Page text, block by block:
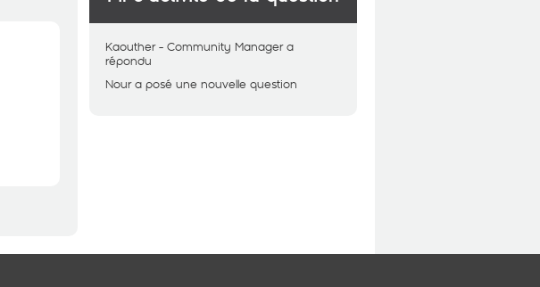
Kaouther - Community Manager a
répondu
Nour a posé une nouvelle question